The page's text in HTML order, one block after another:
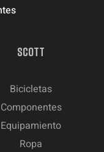
SCOTT
Bicicletas
Componentes
Equipamiento
Ropa